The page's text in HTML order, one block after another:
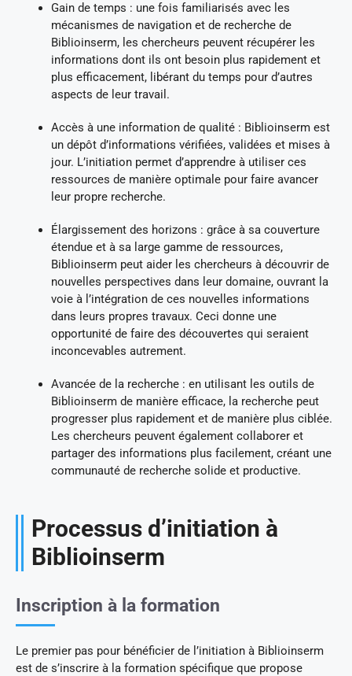
Gain de temps : une fois familiarisés avec les
mécanismes de navigation et de recherche de
Biblioinserm, les chercheurs peuvent récupérer les
informations dont ils ont besoin plus rapidement et
plus efficacement, libérant du temps pour d’autres
aspects de leur travail.
Accès à une information de qualité : Biblioinserm est
un dépôt d’informations vérifiées, validées et mises à
jour. L’initiation permet d’apprendre à utiliser ces
ressources de manière optimale pour faire avancer
leur propre recherche.
Élargissement des horizons : grâce à sa couverture
étendue et à sa large gamme de ressources,
Biblioinserm peut aider les chercheurs à découvrir de
nouvelles perspectives dans leur domaine, ouvrant la
voie à l’intégration de ces nouvelles informations
dans leurs propres travaux. Ceci donne une
opportunité de faire des découvertes qui seraient
inconcevables autrement.
Avancée de la recherche : en utilisant les outils de
Biblioinserm de manière efficace, la recherche peut
progresser plus rapidement et de manière plus ciblée.
Les chercheurs peuvent également collaborer et
partager des informations plus facilement, créant une
communauté de recherche solide et productive.
Processus d’initiation à
Biblioinserm
Inscription à la formation
Le premier pas pour bénéficier de l’initiation à Biblioinserm
est de s’inscrire à la formation spécifique que propose